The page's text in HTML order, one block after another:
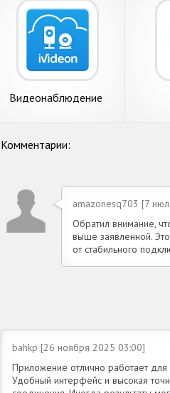
Видеонаблюдение
Комментарии:
amazonesq703 [7
Обратил внимание,
выше заявленной.
от стабильного
bahkp [26 ноября 2025 03:00]
Приложение отлично работает для
Удобный интерфейс и высокая